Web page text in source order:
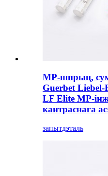
МР-шпрыц,
Guerbet
LF Elite МР-
кантраснага
запытдэталь